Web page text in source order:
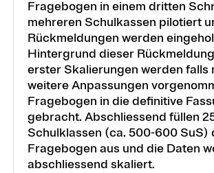
Fragebogen in einem dritten
mehreren Schulkassen pilotiert
Rückmeldungen werden
Hintergrund dieser
erster Skalierungen werden falls
weitere Anpassungen
Fragebogen in die definitive
gebracht. Abschliessend füllen
Schulklassen (ca. 500-600 SuS)
Fragebogen aus und die Daten
abschliessend skaliert.